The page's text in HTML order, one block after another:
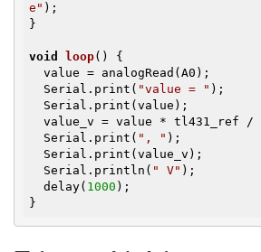
e" );
}
void loop()
{
  Serial.print(
"value = " );
  value_v = value * tl431_ref /
  Serial.print(
", " );
  Serial.println(
" V" );
  delay(
1000 );
}